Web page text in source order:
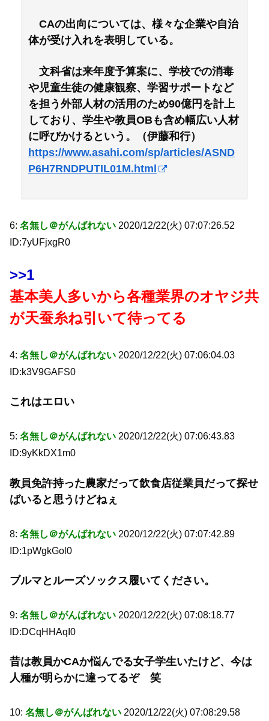
CAの出向については、様々な企業や自治
体が受け入れを表明している。
文科省は来年度予算案に、学校での消毒
や児童生徒の健康観察、学習サポートなど
を担う外部人材の活用のため90億円を計上
しており、学生や教員OBも含め幅広い人材
に呼びかけるという。（伊藤和行）
https://www.asahi.com/sp/articles/ASND
P6H7RNDPUTIL01M.html
6: 名無し＠がんばれない 2020/12/22(火) 07:07:26.52
ID:7yUFjxgR0
>>1
基本美人多いから各種業界のオヤジ共
が天蚕糸ね引いて待ってる
4: 名無し＠がんばれない 2020/12/22(火) 07:06:04.03
ID:k3V9GAFS0
これはエロい
5: 名無し＠がんばれない 2020/12/22(火) 07:06:43.83
ID:9yKkDX1m0
教員免許持った農家だって飲食店従業員だって探せ
ばいると思うけどねぇ
8: 名無し＠がんばれない 2020/12/22(火) 07:07:42.89
ID:1pWgkGol0
ブルマとルーズソックス履いてください。
9: 名無し＠がんばれない 2020/12/22(火) 07:08:18.77
ID:DCqHHAqI0
昔は教員かCAか悩んでる女子学生いたけど、今は
人種が明らかに違ってるぞ 笑
10: 名無し＠がんばれない 2020/12/22(火) 07:08:29.58